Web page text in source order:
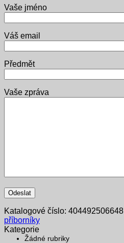
Vaše jméno
Váš email
Předmět
Vaše zpráva
Katalogové číslo: 404492506648
příborníky
Kategorie
Žádné rubriky